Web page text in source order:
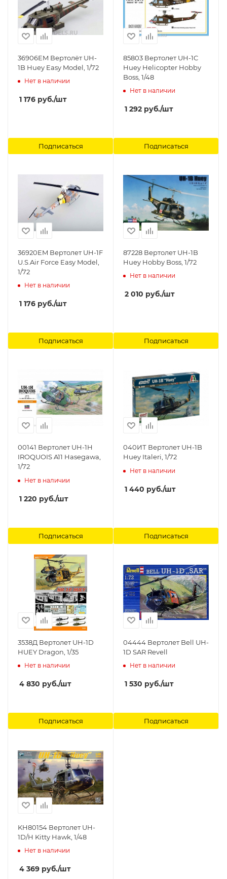
36906EM Вертолёт UH-
1B Huey Easy Model, 1/72
Нет в наличии
1 176 руб./шт
Подписаться
85803 Вертолет UH-1C
Huey Helicopter Hobby
Boss, 1/48
Нет в наличии
1 292 руб./шт
Подписаться
36920EM Вертолет UH-1F
U.S.Air Force Easy Model,
1/72
Нет в наличии
1 176 руб./шт
Подписаться
87228 Вертолет UH-1B
Huey Hobby Boss, 1/72
Нет в наличии
2 010 руб./шт
Подписаться
00141 Вертолет UH-1H
IROQUOIS A11 Hasegawa,
1/72
Нет в наличии
1 220 руб./шт
Подписаться
040ИТ Вертолет UH-1B
Huey Italeri, 1/72
Нет в наличии
1 440 руб./шт
Подписаться
3538Д Вертолет UH-1D
HUEY Dragon, 1/35
Нет в наличии
4 830 руб./шт
Подписаться
04444 Вертолет Bell UH-
1D SAR Revell
Нет в наличии
1 530 руб./шт
Подписаться
KH80154 Вертолет UH-
1D/H Kitty Hawk, 1/48
Нет в наличии
4 369 руб./шт